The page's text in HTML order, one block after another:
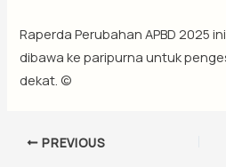
Raperda Perubahan APBD 2025
dibawa ke paripurna untuk
dekat. ©
PREVIOUS